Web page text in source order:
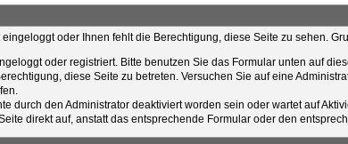
oder Ihnen fehlt die Berechtigung, diese Seite zu sehen.
oder registriert. Bitte benutzen Sie das Formular unten auf
diese Seite zu betreten. Versuchen Sie auf eine
durch den Administrator deaktiviert worden sein oder wartet auf
direkt auf, anstatt das entsprechende Formular oder den